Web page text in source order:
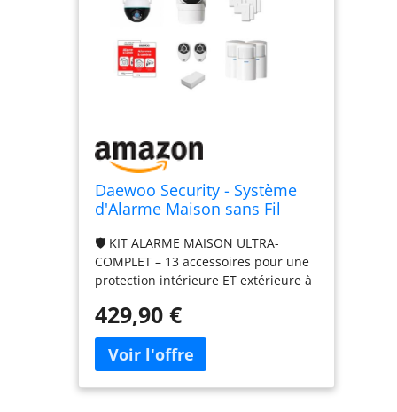
Daewoo Security - Système
d'Alarme Maison sans Fil
Tactile WiFi, Caméra
extérieure PTZ + Caméra
intérieure HD 1080p, 6
Sirène – App Incluse
🛡️ KIT ALARME MAISON ULTRA-
COMPLET – 13 accessoires pour une
protection intérieure ET extérieure à
centrale AM301 à écran tactile, 1
caméra extérieure rotative EP506, 1
caméra intérieure rotative IP506P HD
1080p, 6 contacteurs de porte
WDS301, 3 détecteurs de
429,90 €